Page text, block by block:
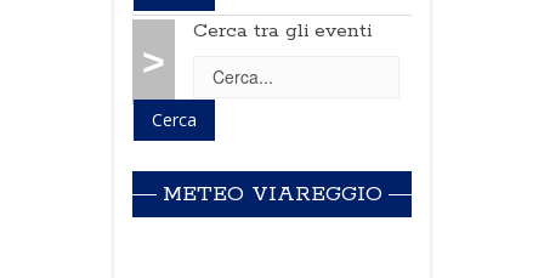
>
Cerca tra gli eventi
METEO VIAREGGIO